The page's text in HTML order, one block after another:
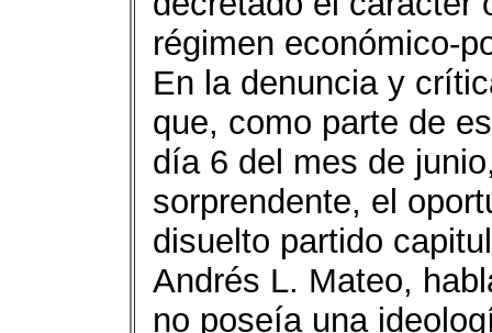
régimen económico-
En la denuncia y
que, como parte de
día 6 del mes de
sorprendente, el
disuelto partido
Andrés L. Mateo,
no poseía una